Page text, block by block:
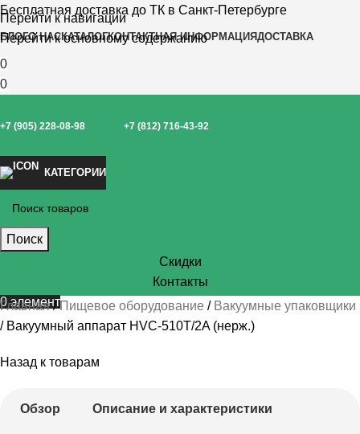
Перейти к навигации
Перейти к основному содержанию
Бесплатная доставка до ТК в Санкт-Петербурге
БЛОГО НАСКАТАЛОГКОНТАКТНАЯ ИНФОРМАЦИЯДОСТАВКА
0
0
+7 (905) 228-08-98 +7 (812) 716-43-92
КАТЕГОРИИ
Поиск
Скидки
Контакты
0элемент
Главная Пищевое оборудование
Вакуумные упаковщики
Вакуумный аппарат HVC-510T/2A (нерж.)
Назад к товарам
Обзор Описание и характеристики